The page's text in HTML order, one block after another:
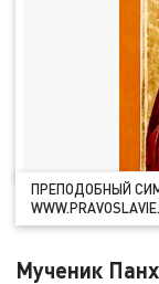
ПРЕПОДОБНЫЙ
Мученик